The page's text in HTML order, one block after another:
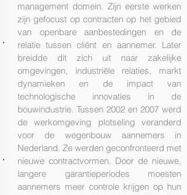
management domein. Zijn eerste werken
zijn gefocust op contracten op het gebied
van openbare aanbestedingen en de
relatie tussen cliënt en aannemer. Later
breidde dit zich uit naar zakelijke
omgevingen, industriële relaties, markt
dynamieken en de impact van
technologische innovaties in de
bouwindustrie. Tussen 2002 en 2007 werd
de werkomgeving plotseling veranderd
voor de wegenbouw aannemers in
Nederland. Ze werden geconfronteerd met
nieuwe contractvormen. Door de nieuwe,
langere garantieperiodes moesten
aannemers meer controle krijgen op hun